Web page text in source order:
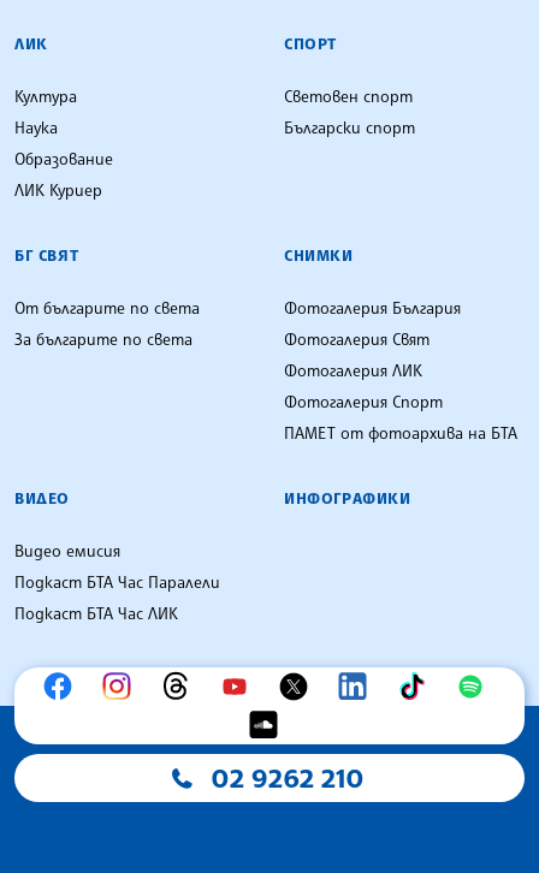
ЛИК
Култура
Наука
Образование
ЛИК Куриер
СПОРТ
Световен спорт
Български спорт
БГ СВЯТ
От българите по света
За българите по света
СНИМКИ
Фотогалерия България
Фотогалерия Свят
Фотогалерия ЛИК
Фотогалерия Спорт
ПАМЕТ от фотоархива на БТА
ВИДЕО
Видео емисия
Подкаст БТА Час Паралели
Подкаст БТА Час ЛИК
ИНФОГРАФИКИ
02 9262 210